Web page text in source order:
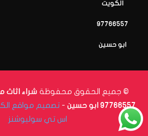
الكويت
97766557
ابو حسين
© جميع الحقوق محفوظة شراء
97766557 ابو حسين
- تصميم مواقع
اس تي سوليوشنز